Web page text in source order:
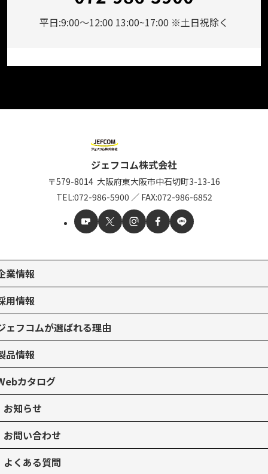
平日:9:00～12:00 13:00~17:00 ※土日祝除く
ジェフコム株式会社
〒579-8014 大阪府東大阪市中石切町3-13-16
TEL:072-986-5900 ／ FAX:072-986-6852
業情報
用情報
ェフコムが選ばれる理由
品情報
カタログ
お知らせ
お問い合わせ
よくある質問